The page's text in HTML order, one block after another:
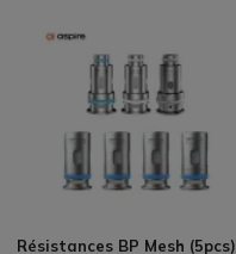
Résistances BP Mesh (5pcs)